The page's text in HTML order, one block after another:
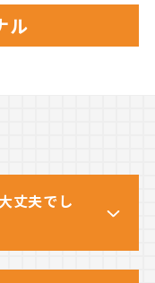
ル
丈夫でし